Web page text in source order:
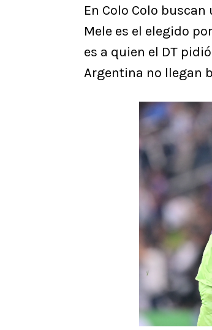
En Colo Colo
Mele es el elegido
es a quien el DT
Argentina no llegan